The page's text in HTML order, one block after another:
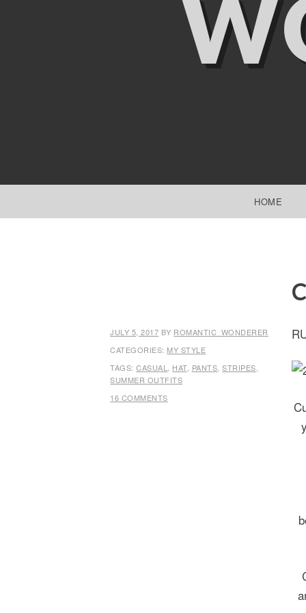
HOME
JULY 5, 2017 BY ROMANTIC_WONDERER
CATEGORIES: MY STYLE
TAGS:CASUAL HAT, PANTS ,STRIPES
SUMMER OUTFITS
16 COMMENTS